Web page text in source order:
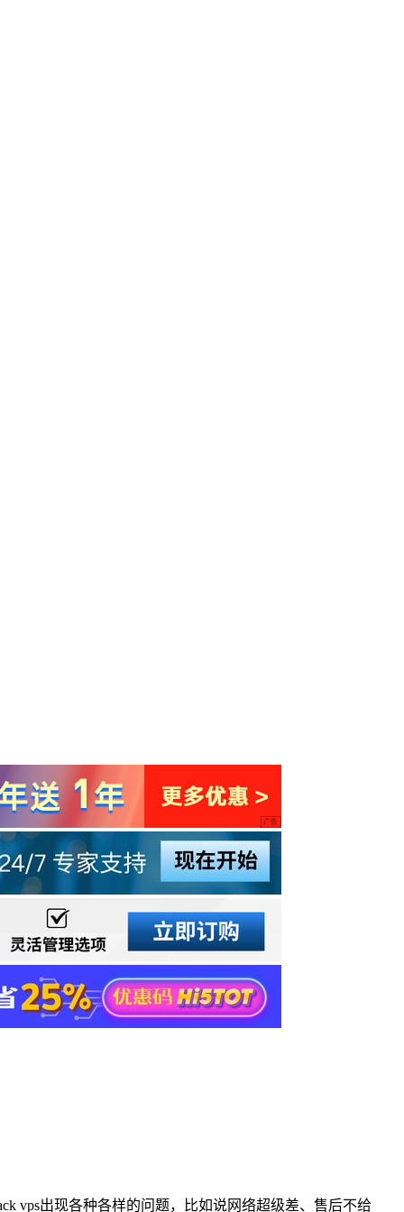
vps出现各种各样的问题，比如说网络超级差、售后不给